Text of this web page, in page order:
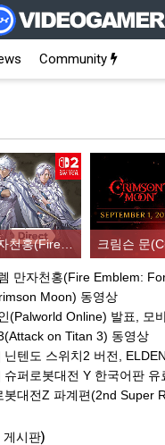
Community
(Fire Emblem: Fortune’s Weave) 스크린샷과
Moon) 동영상
Online) 발표, 모바일용 오픈 월드 멀티플레
on Titan 3) 동영상
치2 버전, ELDEN RING 빛바랜 자 에디션 패키지
대전 Y 한국어판 유료 DLC 애니버서리 확장
편(2nd Super Robot Wars Z: Break the World Chapter)
시판)